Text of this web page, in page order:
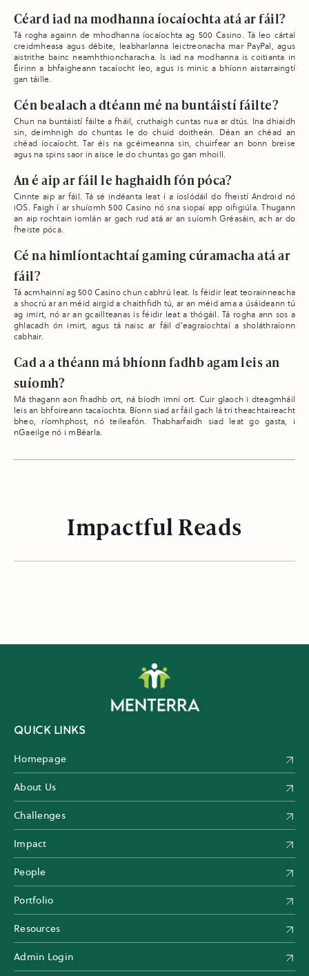
Céard iad na modhanna íocaíochta atá ar fáil?
Tá rogha againn de mhodhanna íocaíochta ag 500 Casino. Tá leo cártaí
creidmheasa agus débite, leabharlanna leictreonacha mar PayPal, agus
aistrithe bainc neamhthioncharacha. Is iad na modhanna is coitianta in
Éirinn a bhfaigheann tacaíocht leo, agus is minic a bhíonn aistarraingtí
gan táille.
Cén bealach a dtéann mé na buntáistí fáilte?
Chun na buntáistí fáilte a fháil, cruthaigh cuntas nua ar dtús. Ina dhiaidh
sin, deimhnigh do chuntas le do chuid doitheán. Déan an chéad an
chéad íocaíocht. Tar éis na gcéimeanna sin, chuirfear an bonn breise
agus na spins saor in aisce le do chuntas go gan mhoill.
An é aip ar fáil le haghaidh fón póca?
Cinnte aip ar fáil. Tá sé indéanta leat í a íoslódáil do fheistí Android nó
iOS. Faigh í ar shuíomh 500 Casino nó sna siopaí app oifigiúla. Thugann
an aip rochtain iomlán ar gach rud atá ar an suíomh Gréasáin, ach ar do
fheiste póca.
Cé na himlíontachtaí gaming cúramacha atá ar
fáil?
Tá acmhainní ag 500 Casino chun cabhrú leat. Is féidir leat teorainneacha
a shocrú ar an méid airgid a chaithfidh tú, ar an méid ama a úsáideann tú
ag imirt, nó ar an gcaillteanas is féidir leat a thógáil. Tá rogha ann sos a
ghlacadh ón imirt, agus tá naisc ar fáil d’eagraíochtaí a sholáthraíonn
cabhair.
Cad a a théann má bhíonn fadhb agam leis an
suíomh?
Má thagann aon fhadhb ort, ná bíodh imní ort. Cuir glaoch i dteagmháil
leis an bhfoireann tacaíochta. Bíonn siad ar fáil gach lá trí theachtaireacht
bheo, ríomhphost, nó teileafón. Thabharfaidh siad leat go gasta, i
nGaeilge nó i mBéarla.
Impactful Reads
QUICK LINKS
Homepage
About Us
Challenges
Impact
People
Portfolio
Resources
Admin Login